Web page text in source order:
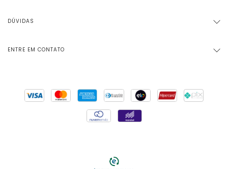
DÚVIDAS
ENTRE EM CONTATO